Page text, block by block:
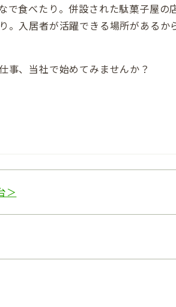
で食べたり。併設された駄菓子屋の
。入居者が活躍できる場所があるか
事、当社で始めてみませんか？
＞